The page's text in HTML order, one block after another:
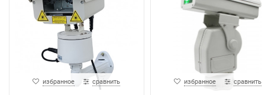
избранное сравнить избранное сравнить